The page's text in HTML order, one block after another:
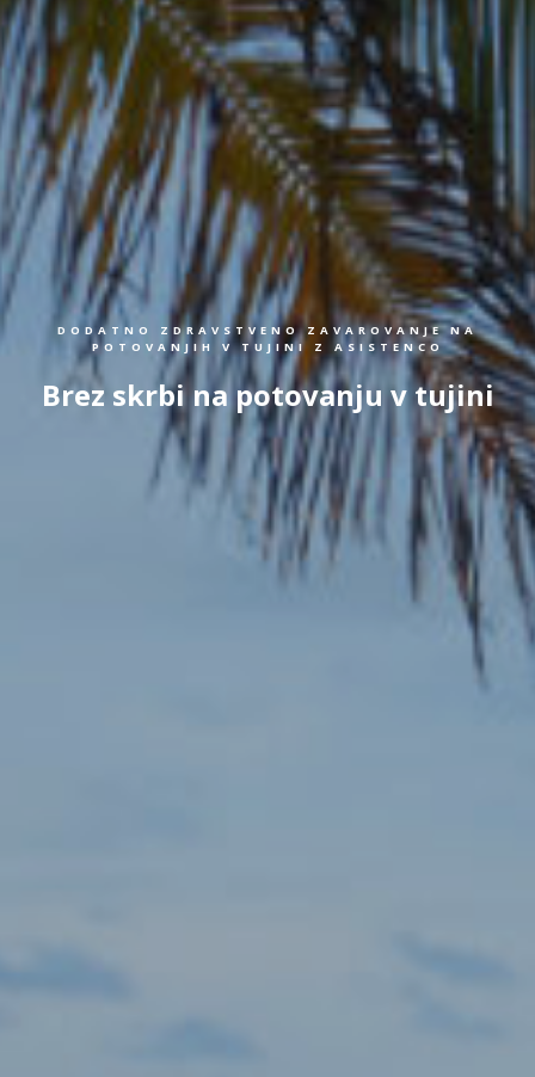
DODATNO ZDRAVSTVENO ZAVAROVANJE NA
POTOVANJIH V TUJINI Z ASISTENCO
Brez skrbi na potovanju v tujini